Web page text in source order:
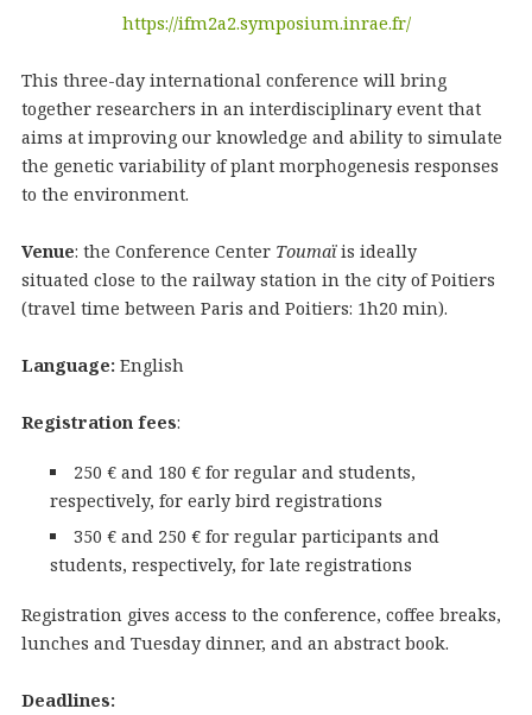
https://ifm2a2.symposium.inrae.fr/
This three-day international conference will bring
together researchers in an interdisciplinary event that
aims at improving our knowledge and ability to simulate
the genetic variability of plant morphogenesis responses
to the environment.
Venue: the Conference Center Toumaïis ideally
situated close to the railway station in the city of Poitiers
(travel time between Paris and Poitiers: 1h20 min).
Language: English
Registration fees:
250 € and 180 € for regular and students,
respectively, for early bird registrations
350 € and 250 € for regular participants and
students, respectively, for late registrations
Registration gives access to the conference, coffee breaks,
lunches and Tuesday dinner, and an abstract book.
Deadlines: